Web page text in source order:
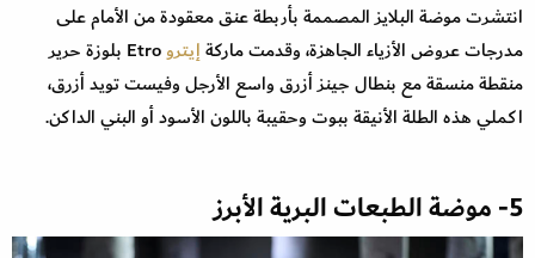
انتشرت موضة البلايز المصممة بأربطة عنق معقودة من الأمام على
مدرجات عروض الأزياء الجاهزة، وقدمت ماركةإيترو
Etro بلوزة حرير
منقطة منسقة مع بنطال جينز أزرق واسع الأرجل وفيست تويد أزرق،
اكملي هذه الطلة الأنيقة ببوت وحقيبة باللون الأسود أو البني الداكن.
5- موضة الطبعات البرية الأبرز